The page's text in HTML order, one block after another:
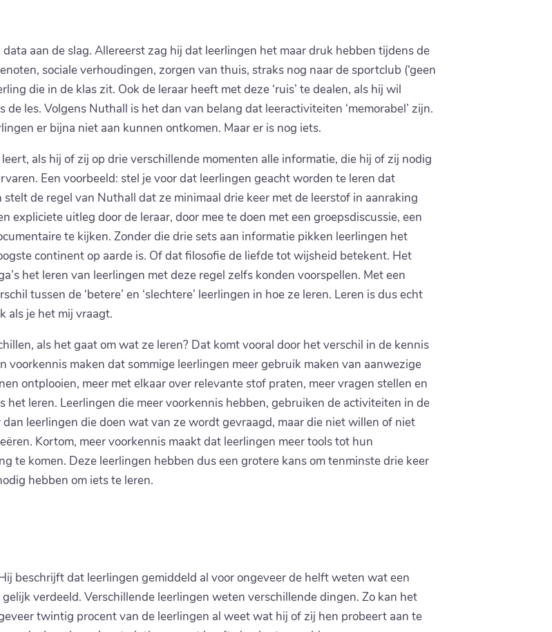
aan de slag. Allereerst zag hij dat leerlingen het maar druk hebben tijdens de
sociale verhoudingen, zorgen van thuis, straks nog naar de sportclub (‘geen
die in de klas zit. Ook de leraar heeft met deze ‘ruis’ te dealen, als hij wil
les. Volgens Nuthall is het dan van belang dat leeractiviteiten ‘memorabel’ zijn.
er bijna niet aan kunnen ontkomen. Maar er is nog iets.
als hij of zij op drie verschillende momenten alle informatie, die hij of zij nodig
Een voorbeeld: stel je voor dat leerlingen geacht worden te leren dat
de regel van Nuthall dat ze minimaal drie keer met de leerstof in aanraking
expliciete uitleg door de leraar, door mee te doen met een groepsdiscussie, een
te kijken. Zonder die drie sets aan informatie pikken leerlingen het
continent op aarde is. Of dat filosofie de liefde tot wijsheid betekent. Het
het leren van leerlingen met deze regel zelfs konden voorspellen. Met een
tussen de ‘betere’ en ‘slechtere’ leerlingen in hoe ze leren. Leren is dus echt
als je het mij vraagt.
als het gaat om wat ze leren? Dat komt vooral door het verschil in de kennis
voorkennis maken dat sommige leerlingen meer gebruik maken van aanwezige
ontplooien, meer met elkaar over relevante stof praten, meer vragen stellen en
het leren. Leerlingen die meer voorkennis hebben, gebruiken de activiteiten in de
dan leerlingen die doen wat van ze wordt gevraagd, maar die niet willen of niet
Kortom, meer voorkennis maakt dat leerlingen meer tools tot hun
te komen. Deze leerlingen hebben dus een grotere kans om tenminste drie keer
hebben om iets te leren.
beschrijft dat leerlingen gemiddeld al voor ongeveer de helft weten wat een
verdeeld. Verschillende leerlingen weten verschillende dingen. Zo kan het
twintig procent van de leerlingen al weet wat hij of zij hen probeert aan te